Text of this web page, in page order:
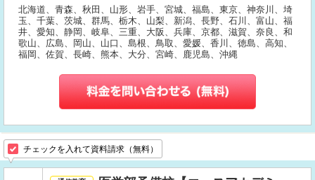
北海道、青森、秋田、山形、岩手、宮城、福島、東京、神奈川、埼
玉、千葉、茨城、群馬、栃木、山梨、新潟、長野、石川、富山、福
井、愛知、静岡、岐阜、三重、大阪、兵庫、京都、滋賀、奈良、和
歌山、広島、岡山、山口、島根、鳥取、愛媛、香川、徳島、高知、
福岡、佐賀、長崎、熊本、大分、宮崎、鹿児島、沖縄
チェックを入れて資料請求（無料）